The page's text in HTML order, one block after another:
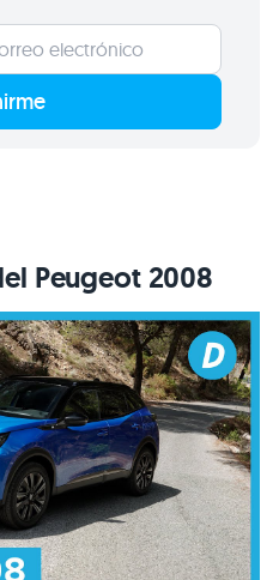
Peugeot 2008